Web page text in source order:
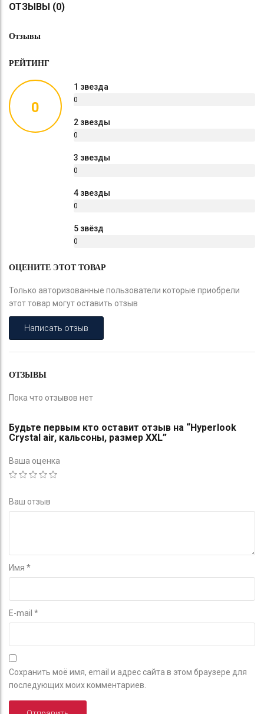
ОТЗЫВЫ (0)
Отзывы
РЕЙТИНГ
0
1 звезда
0
2 звезды
0
3 звезды
0
4 звезды
0
5 звёзд
0
ОЦЕНИТЕ ЭТОТ ТОВАР
Только авторизованные пользователи которые приобрели
этот товар могут оставить отзыв
Написать отзыв
ОТЗЫВЫ
Пока что отзывов нет
Будьте первым кто оставит отзыв на “Hyperlook
Crystal air, кальсоны, размер XXL”
Ваша оценка
Ваш отзыв
Имя *
E-mail *
Сохранить моё имя, email и адрес сайта в этом браузере для
последующих моих комментариев.